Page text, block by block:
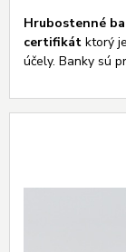
Hrubostenné
certifikát ktorý
účely. Banky sú